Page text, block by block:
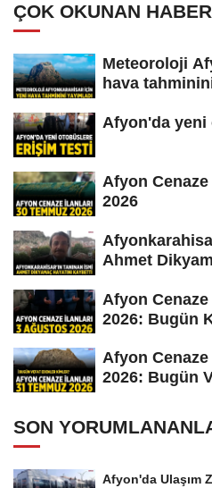
ÇOK OKUNAN
Meteoroloji
hava
Afyon'da yeni
Afyon Cenaze
2026
Ahmet
Afyon
2026: Bugün
Afyon Cenaze
2026: Bugün
SON
Afyon'da Ulaşım